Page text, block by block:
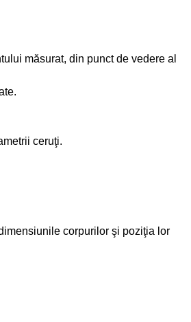
măsurat, din punct de vedere al
ceruţi.
corpurilor şi poziţia lor